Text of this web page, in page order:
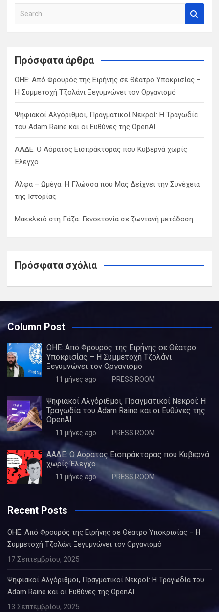
a
c
Πρόσφατα άρθρα
ΟΗΕ: Από Φρουρός της Ειρήνης σε Θέατρο Υποκρισίας –
Η Συμμετοχή Τζολάνι Ξεγυμνώνει τον Οργανισμό
Ψηφιακοί Αλγόριθμοι, Πραγματικοί Νεκροί: Η Τραγωδία
του Adam Raine και οι Ευθύνες της OpenAI
ΑΑΔΕ: Ο Αόρατος Εισπράκτορας που Κυβερνά χωρίς
Έλεγχο
Άλφα – Ωμέγα: Η Γλώσσα που Μας Δείχνει την Συνέχεια
της Ιστορίας
Μακελειό στη Γάζα: Γενοκτονία σε ζωντανή μετάδοση
Πρόσφατα σχόλια
Column Post
ΟΗΕ: Από Φρουρός της Ειρήνης σε Θέατρο
Υποκρισίας – Η Συμμετοχή Τζολάνι
Ξεγυμνώνει τον Οργανισμό
11 μήνες ago PRESS ROOM
Ψηφιακοί Αλγόριθμοι, Πραγματικοί Νεκροί: Η
Τραγωδία του Adam Raine και οι Ευθύνες της
OpenAI
11 μήνες ago PRESS ROOM
ΑΑΔΕ: Ο Αόρατος Εισπράκτορας που Κυβερνά
χωρίς Έλεγχο
11 μήνες ago PRESS ROOM
Recent Posts
ΟΗΕ: Από Φρουρός της Ειρήνης σε Θέατρο Υποκρισίας – Η
Συμμετοχή Τζολάνι Ξεγυμνώνει τον Οργανισμό
17 Σεπτεμβρίου, 2025
Ψηφιακοί Αλγόριθμοι, Πραγματικοί Νεκροί: Η Τραγωδία του
Adam Raine και οι Ευθύνες της OpenAI
13 Σεπτεμβρίου, 2025